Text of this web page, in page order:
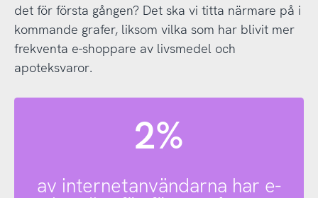
det för första gången? Det ska vi titta närmare på i
kommande grafer, liksom vilka som har blivit mer
frekventa e-shoppare av livsmedel och
apoteksvaror.
2%
av internetanvändarna har e-